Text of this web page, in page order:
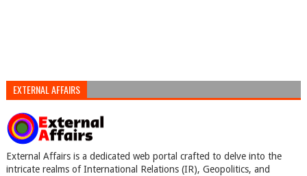
EXTERNAL AFFAIRS
External Affairs is a dedicated web portal crafted to delve into the
intricate realms of International Relations (IR), Geopolitics, and